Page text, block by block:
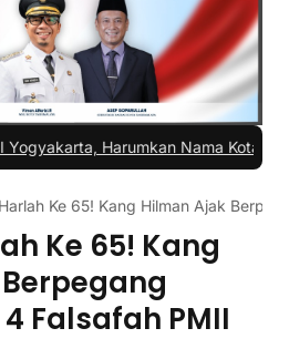
Harumkan Nama Kota di Festival
Ke 65! Kang Hilman Ajak
Ke 65! Kang
Falsafah PMII